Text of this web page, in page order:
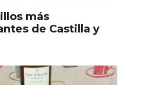
más
de Castilla y